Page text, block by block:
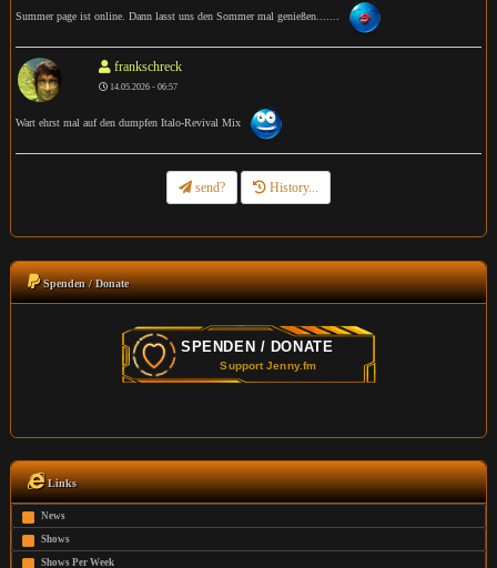
Summer page ist online. Dann lasst uns den Sommer mal genießen.......
frankschreck
14.05.2026 - 06:57
Wart ehrst mal auf den dumpfen Italo-Revival Mix
send? History...
Spenden / Donate
Links
News
Shows
Shows Per Week